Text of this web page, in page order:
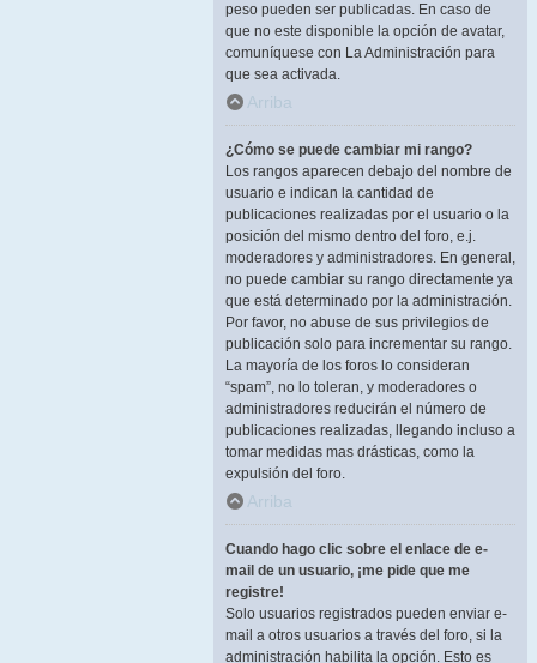
peso pueden ser publicadas. En caso de
que no este disponible la opción de avatar,
comuníquese con La Administración para
que sea activada.
Arriba
¿Cómo se puede cambiar mi rango?
Los rangos aparecen debajo del nombre de
usuario e indican la cantidad de
publicaciones realizadas por el usuario o la
posición del mismo dentro del foro, e.j.
moderadores y administradores. En general,
no puede cambiar su rango directamente ya
que está determinado por la administración.
Por favor, no abuse de sus privilegios de
publicación solo para incrementar su rango.
La mayoría de los foros lo consideran
“spam”, no lo toleran, y moderadores o
administradores reducirán el número de
publicaciones realizadas, llegando incluso a
tomar medidas mas drásticas, como la
expulsión del foro.
Arriba
Cuando hago clic sobre el enlace de e-
mail de un usuario, ¡me pide que me
registre!
Solo usuarios registrados pueden enviar e-
mail a otros usuarios a través del foro, si la
administración habilita la opción. Esto es